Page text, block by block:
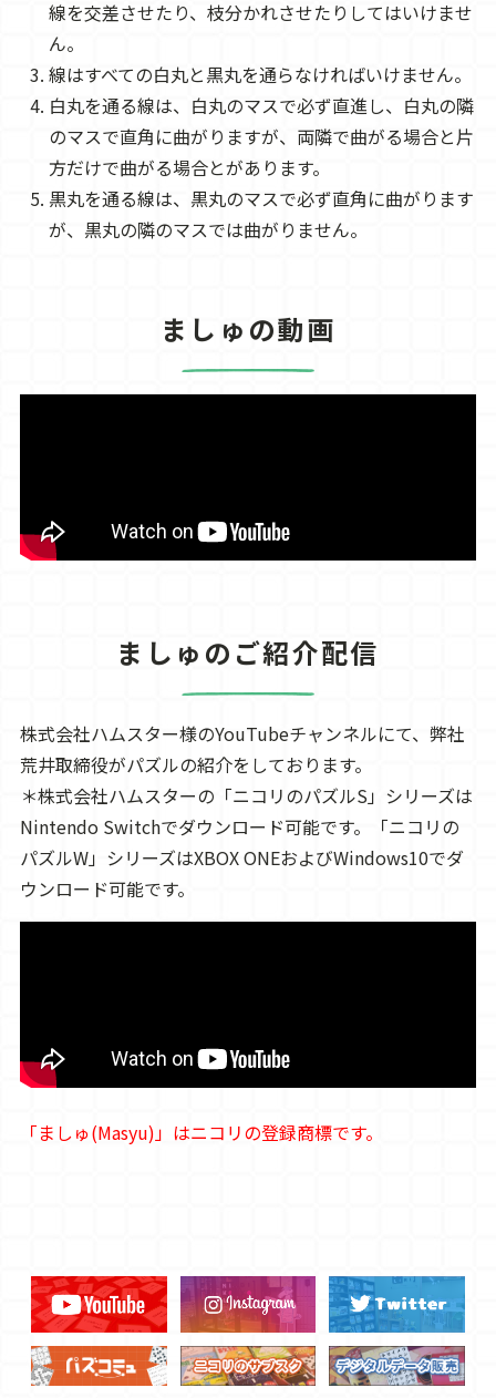
線を交差させたり、枝分かれさせたりしてはいけませ
ん。
線はすべての白丸と黒丸を通らなければいけません。
白丸を通る線は、白丸のマスで必ず直進し、白丸の隣
のマスで直角に曲がりますが、両隣で曲がる場合と片
方だけで曲がる場合とがあります。
黒丸を通る線は、黒丸のマスで必ず直角に曲がります
が、黒丸の隣のマスでは曲がりません。
ましゅの動画
ましゅのご紹介配信
株式会社ハムスター様のYouTubeチャンネルにて、弊社
荒井取締役がパズルの紹介をしております。
＊株式会社ハムスターの「ニコリのパズルS」シリーズは
Nintendo Switchでダウンロード可能です。「ニコリの
パズルW」シリーズはXBOX ONEおよびWindows10でダ
ウンロード可能です。
「ましゅ(Masyu)」はニコリの登録商標です。